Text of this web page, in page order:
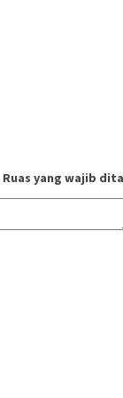
Ruas yang wajib